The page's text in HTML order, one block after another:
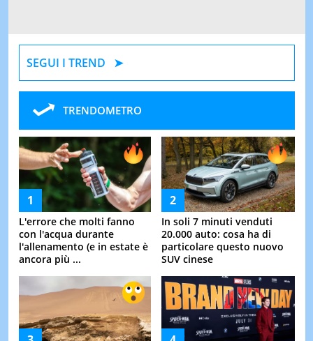
SEGUI I TREND
TRENDOMETRO
L'errore che molti fanno
con l'acqua durante
l'allenamento (e in estate è
ancora più ...
In soli 7 minuti venduti
20.000 auto: cosa ha di
particolare questo nuovo
SUV cinese